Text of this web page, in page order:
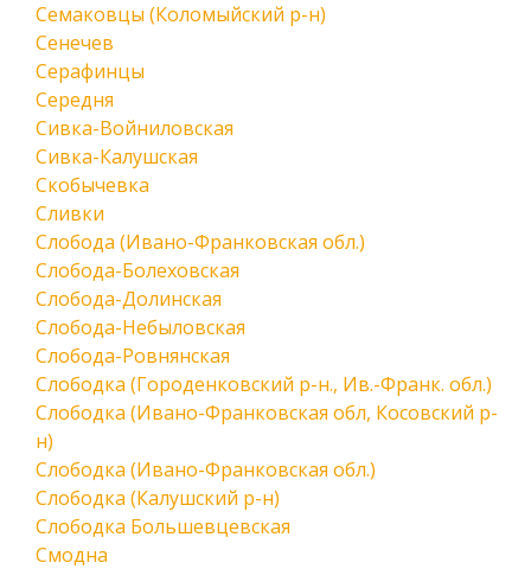
Семаковцы (Коломыйский р-н)
Сенечев
Серафинцы
Середня
Сивка-Войниловская
Сивка-Калушская
Скобычевка
Сливки
Слобода (Ивано-Франковская обл.)
Слобода-Болеховская
Слобода-Долинская
Слобода-Небыловская
Слобода-Ровнянская
Слободка (Городенковский р-н., Ив.-Франк. обл.)
Слободка (Ивано-Франковская обл, Косовский р-
н)
Слободка (Ивано-Франковская обл.)
Слободка (Калушский р-н)
Слободка Большевцевская
Смодна